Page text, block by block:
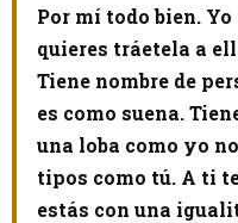
Por mí todo bien.
quieres tráetela a
Tiene nombre de
es como suena.
una loba como yo
tipos como tú. A ti
estás con una